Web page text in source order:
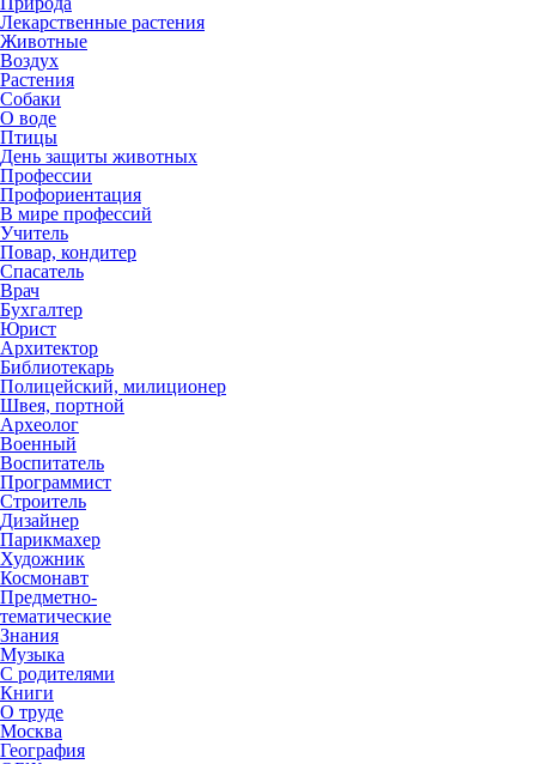
Лекарственные растения
Животные
Воздух
Растения
Собаки
О воде
Птицы
День защиты животных
Профессии
Профориентация
В мире профессий
Учитель
Повар, кондитер
Спасатель
Врач
Бухгалтер
Юрист
Архитектор
Библиотекарь
Полицейский, милиционер
Швея, портной
Археолог
Военный
Воспитатель
Программист
Строитель
Дизайнер
Парикмахер
Художник
Космонавт
Предметно-
тематические
Знания
Музыка
С родителями
Книги
О труде
Москва
География